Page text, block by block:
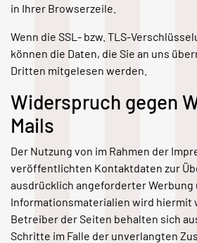
in Ihrer Browserzeile.
Wenn die SSL- bzw. TLS-
können die Daten, die Sie an uns
Dritten mitgelesen werden.
Widerspruch gegen
Mails
Der Nutzung von im Rahmen der
veröffentlichten Kontaktdaten zur
ausdrücklich angeforderter Werbung
Informationsmaterialien wird hiermit
Betreiber der Seiten behalten sich
Schritte im Falle der unverlangten